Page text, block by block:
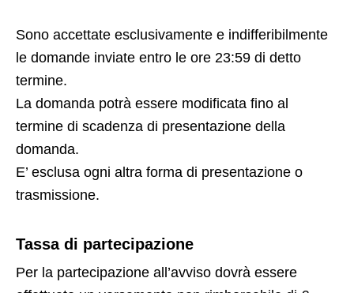
Sono accettate esclusivamente e indifferibilmente
le domande inviate entro le ore 23:59 di detto
termine.
La domanda potrà essere modificata fino al
termine di scadenza di presentazione della
domanda.
E’ esclusa ogni altra forma di presentazione o
trasmissione.
Tassa di partecipazione
Per la partecipazione all’avviso dovrà essere